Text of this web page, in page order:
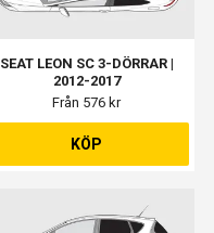
SEAT LEON SC 3-DÖRRAR |
2012-2017
Från 576 kr
KÖP